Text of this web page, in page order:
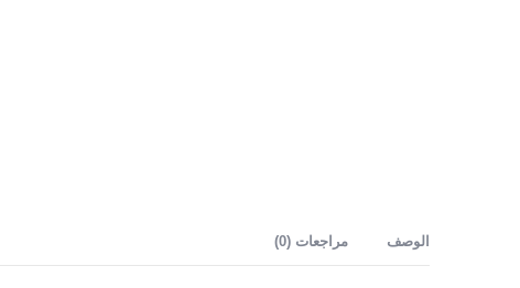
الوصف مراجعات (0)